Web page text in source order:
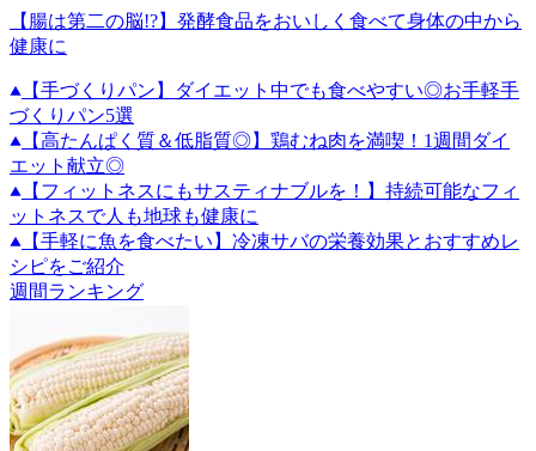
【腸は第二の脳!?】発酵食品をおいしく食べて身体の中から
健康に
【手づくりパン】ダイエット中でも食べやすい◎お手軽手
づくりパン5選
【高たんぱく質＆低脂質◎】鶏むね肉を満喫！1週間ダイ
エット献立◎
【フィットネスにもサスティナブルを！】持続可能なフィ
ットネスで人も地球も健康に
【手軽に魚を食べたい】冷凍サバの栄養効果とおすすめレ
シピをご紹介
週間ランキング